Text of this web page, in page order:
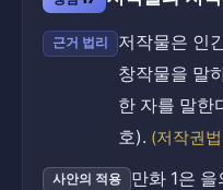
근거 법리
저작물은 인
창작물을 말
한 자를 말한
호). (저작권
사안의 적용
만화 1은